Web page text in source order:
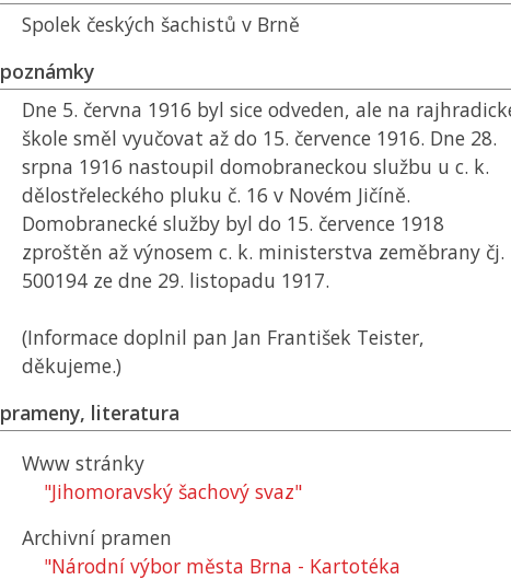
Spolek českých šachistů v Brně
poznámky
Dne 5. června 1916 byl sice odveden, ale na
škole směl vyučovat až do 15. července 1916. Dne 28.
srpna 1916 nastoupil domobraneckou službu u c. k.
dělostřeleckého pluku č. 16 v Novém Jičíně.
Domobranecké služby byl do 15. července 1918
zproštěn až výnosem c. k. ministerstva zeměbrany čj.
500194 ze dne 29. listopadu 1917.
(Informace doplnil pan Jan František Teister,
děkujeme.)
prameny, literatura
Www stránky
"Jihomoravský šachový svaz"
Archivní pramen
"Národní výbor města Brna - Kartotéka